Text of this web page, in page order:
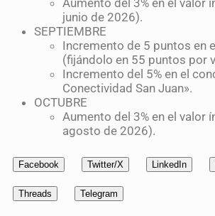
Aumento del 3% en el valor
junio de 2026).
SEPTIEMBRE
Incremento de 5 puntos en
(fijándolo en 55 puntos por
Incremento del 5% en el
Conectividad San Juan».
OCTUBRE
Aumento del 3% en el valor
agosto de 2026).
Facebook Twitter/X LinkedIn
Threads Telegram